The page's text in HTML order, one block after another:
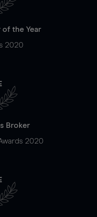
of the Year
2020
Broker
2020